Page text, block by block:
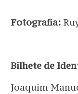
Fotografia:
Bilhete de
Joaquim